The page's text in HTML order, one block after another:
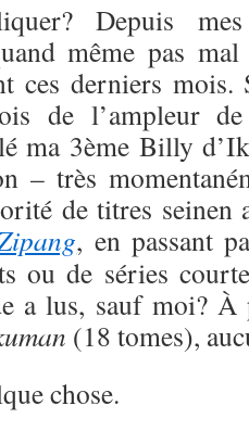
Depuis
même pas
ces derniers
de l’ampleur
ma 3ème Billy
– très
de titres seinen
, en passant
ou de séries
a lus, sauf moi?
(18 tomes),
chose.